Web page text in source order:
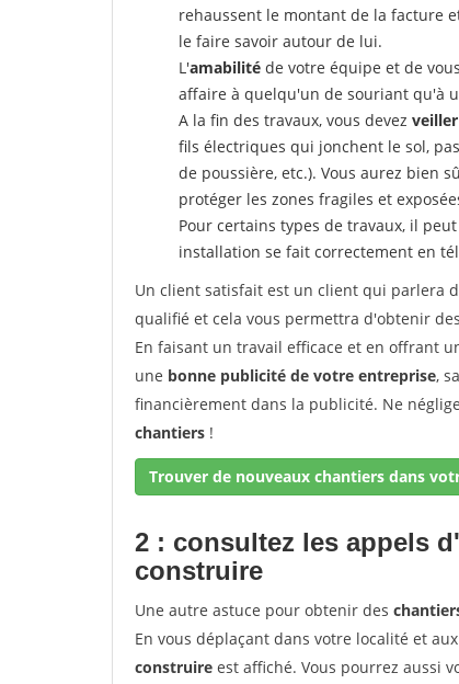
rehaussent le montant de la facture
le faire savoir autour de lui.
L'amabilité de votre équipe et de
affaire à quelqu'un de souriant qu'à
A la fin des travaux, vous devez
fils électriques qui jonchent le sol,
de poussière, etc.). Vous aurez bien
protéger les zones fragiles et
Pour certains types de travaux, il
installation se fait correctement en
Un client satisfait est un client qui parlera
qualifié et cela vous permettra d'obtenir des
En faisant un travail efficace et en offrant
une bonne publicité de votre entreprise,
financièrement dans la publicité. Ne
chantiers !
Trouver de nouveaux chantiers dans
2 : consultez les appels
construire
Une autre astuce pour obtenir des
En vous déplaçant dans votre localité et
construire est affiché. Vous pourrez aussi